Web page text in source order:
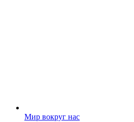
Мир вокруг нас